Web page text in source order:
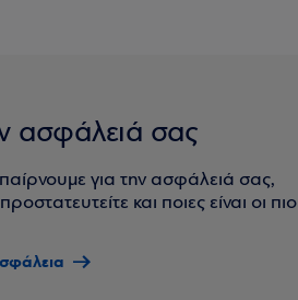
ασφάλειά σας
για την ασφάλειά σας,
και ποιες είναι οι πιο